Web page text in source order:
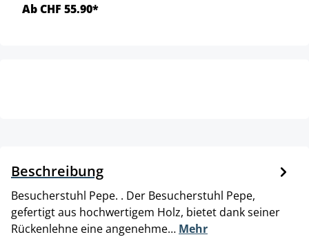
Ab CHF 55.90*
Beschreibung
Besucherstuhl Pepe. . Der Besucherstuhl Pepe,
gefertigt aus hochwertigem Holz, bietet dank seiner
Rückenlehne eine angenehme… Mehr